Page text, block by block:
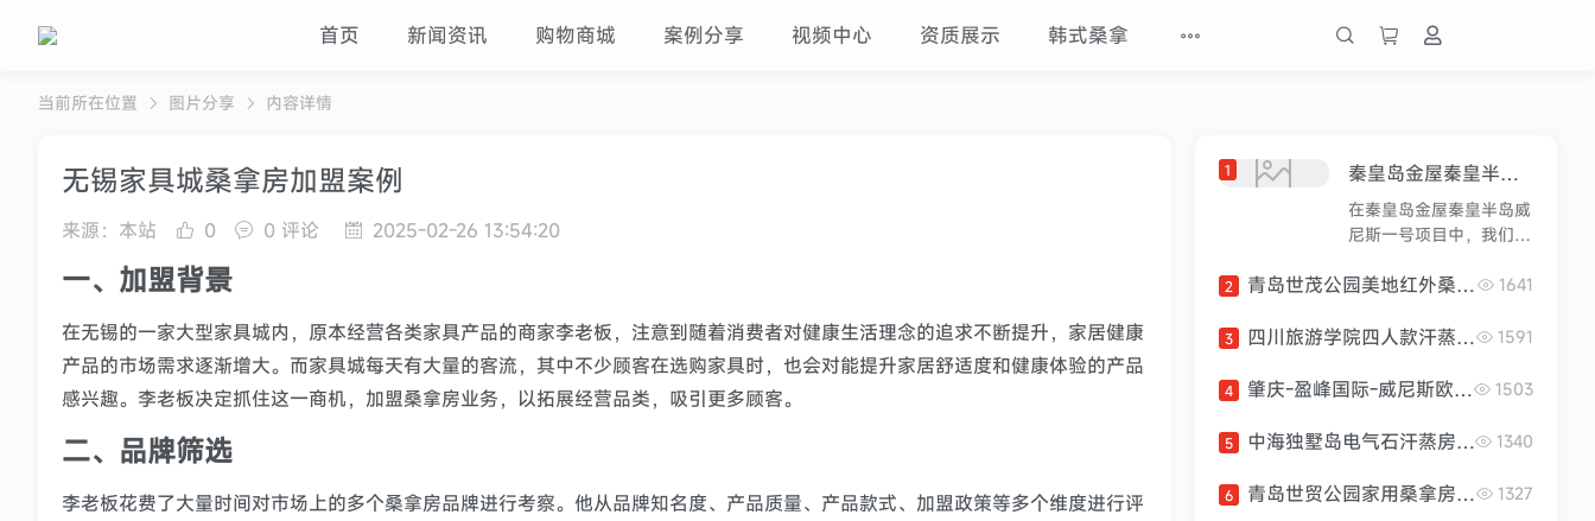
首页 新闻资讯 购物商城 案例分享 视频中心 资质展示 韩式桑拿
当前所在位置 图片分享 内容详情
无锡家具城桑拿房加盟案例
来源：本站 0 0 评论 2025-02-26 13:54:20
一、加盟背景
在无锡的一家大型家具城内，原本经营各类家具产品的商家李老板，注意到随着消费者对健康生活理念的追求不断提升，家居健康
产品的市场需求逐渐增大。而家具城每天有大量的客流，其中不少顾客在选购家具时，也会对能提升家居舒适度和健康体验的产品
感兴趣。李老板决定抓住这一商机，加盟桑拿房业务，以拓展经营品类，吸引更多顾客。
二、品牌筛选
李老板花费了大量时间对市场上的多个桑拿房品牌进行考察。他从品牌知名度、产品质量、产品款式、加盟政策等多个维度进行评
1 秦皇岛金屋秦皇半岛威尼斯一号红外桑拿房安装案例分享
在秦皇岛金屋秦皇半岛威
尼斯一号项目中，我们为
房，为其提供舒适的桑拿
简要描述：准备工作：在
装现场进行了详细的评估
寸和设计符合客户需求和
现场条件。运输和搬运：
桑拿房制造完成后，我们
安排专业团队将其运输至
2 青岛世茂公园美地红外桑拿房安装案例分享 1641
3 四川旅游学院四人款汗蒸房案例 1591
4 肇庆-盈峰国际-威尼斯欧美风情二号案例 1503
5 中海独墅岛电气石汗蒸房安装案例分享 1340
6 青岛世贸公园家用桑拿房案例分享 1327